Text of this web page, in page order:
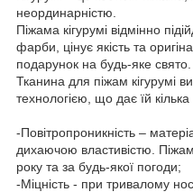
неординарністю.
Піжама кігурумі відмінно
фарби, цінує якість та
подарунок на будь-яке свято.
Тканина для піжам кігурумі
технологією, що дає їй
-Повітропроникність –
дихаючою властивістю.
року та за будь-якої погоди;
-Міцність - при тривалому